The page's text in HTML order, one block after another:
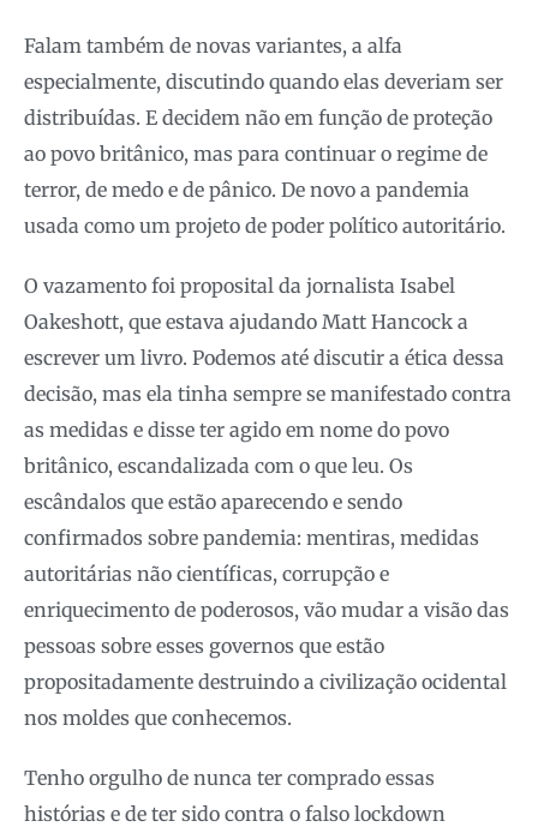
Falam também de novas variantes, a alfa
especialmente, discutindo quando elas deveriam ser
distribuídas. E decidem não em função de proteção
ao povo britânico, mas para continuar o regime de
terror, de medo e de pânico. De novo a pandemia
usada como um projeto de poder político autoritário.
O vazamento foi proposital da jornalista Isabel
Oakeshott, que estava ajudando Matt Hancock a
escrever um livro. Podemos até discutir a ética dessa
decisão, mas ela tinha sempre se manifestado contra
as medidas e disse ter agido em nome do povo
britânico, escandalizada com o que leu. Os
escândalos que estão aparecendo e sendo
confirmados sobre pandemia: mentiras, medidas
autoritárias não científicas, corrupção e
enriquecimento de poderosos, vão mudar a visão das
pessoas sobre esses governos que estão
propositadamente destruindo a civilização ocidental
nos moldes que conhecemos.
Tenho orgulho de nunca ter comprado essas
histórias e de ter sido contra o falso lockdown